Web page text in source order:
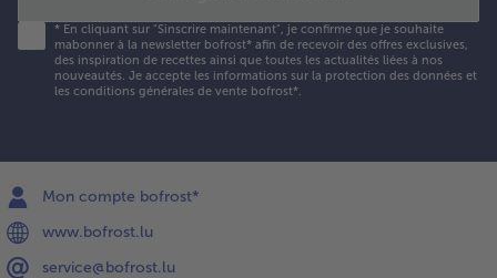
* En cliquant sur "Sinscrire maintenant", je confirme que je souhaite
mabonner à la newsletter bofrost* afin de recevoir des offres exclusives,
des inspiration de recettes ainsi que toutes les actualités liées à nos
nouveautés. Je accepte les informations sur la protection des données et
les conditions générales de vente bofrost*.
Mon compte bofrost*
www.bofrost.lu
service@bofrost.lu